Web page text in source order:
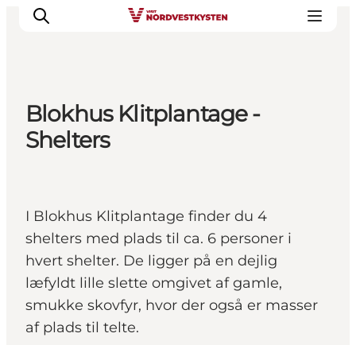
Feriesteder
Overnatning
Planlæg din ferie
Blokhus Klitplantage -
Shelters
I Blokhus Klitplantage finder du 4
shelters med plads til ca. 6 personer i
hvert shelter. De ligger på en dejlig
læfyldt lille slette omgivet af gamle,
smukke skovfyr, hvor der også er masser
af plads til telte.